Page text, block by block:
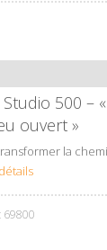
500 –
ouvert »
la
69800